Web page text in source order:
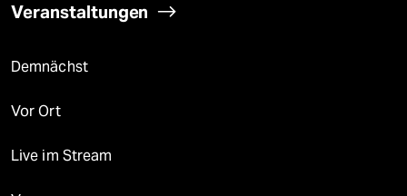
Veranstaltungen
Demnächst
Vor Ort
Live im Stream